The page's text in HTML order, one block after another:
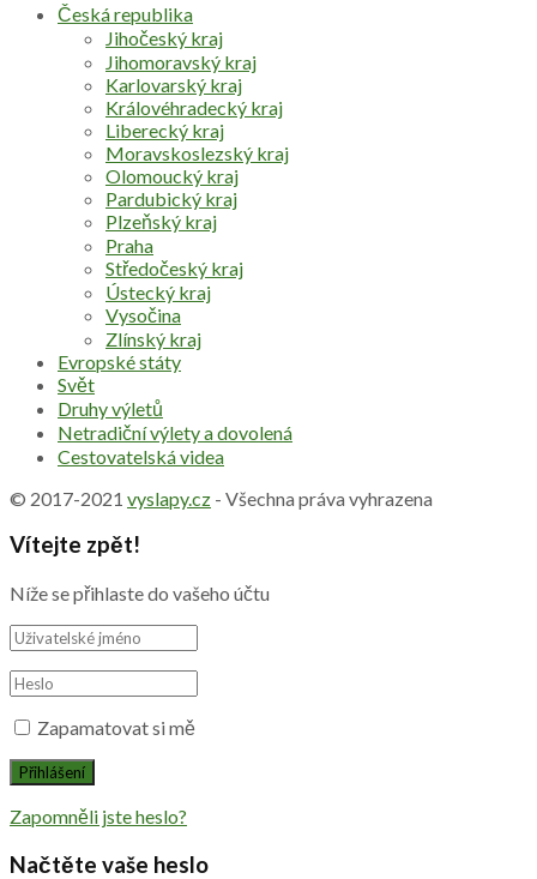
Česká republika
Jihočeský kraj
Jihomoravský kraj
Karlovarský kraj
Královéhradecký kraj
Liberecký kraj
Moravskoslezský kraj
Olomoucký kraj
Pardubický kraj
Plzeňský kraj
Praha
Středočeský kraj
Ústecký kraj
Vysočina
Zlínský kraj
Evropské státy
Svět
Druhy výletů
Netradiční výlety a dovolená
Cestovatelská videa
© 2017-2021 vyslapy.cz - Všechna práva vyhrazena
Vítejte zpět!
Níže se přihlaste do vašeho účtu
Zapamatovat si mě
Zapomněli jste heslo?
Načtěte vaše heslo